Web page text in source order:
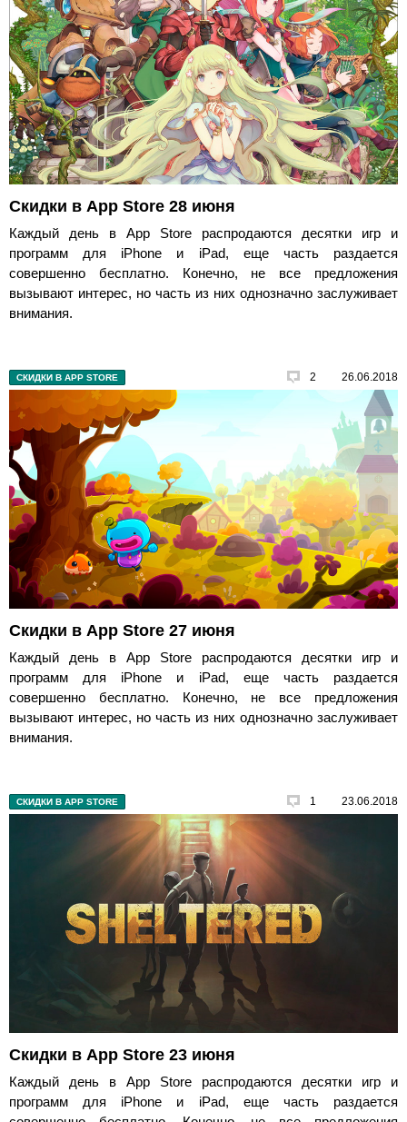
Скидки в App Store 28 июня
Каждый день в App Store распродаются десятки игр и
программ для iPhone и iPad, еще часть раздается
совершенно бесплатно. Конечно, не все предложения
вызывают интерес, но часть из них однозначно заслуживает
внимания.
СКИДКИ В APP STORE 2 26.06.2018
Скидки в App Store 27 июня
Каждый день в App Store распродаются десятки игр и
программ для iPhone и iPad, еще часть раздается
совершенно бесплатно. Конечно, не все предложения
вызывают интерес, но часть из них однозначно заслуживает
внимания.
СКИДКИ В APP STORE 1 23.06.2018
Скидки в App Store 23 июня
Каждый день в App Store распродаются десятки игр и
программ для iPhone и iPad, еще часть раздается